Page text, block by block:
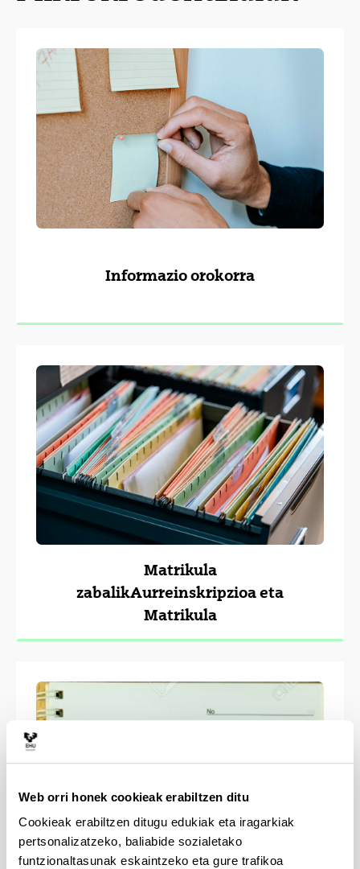
Web orri honek cookieak erabiltzen ditu
Cookieak erabiltzen ditugu edukiak eta iragarkiak
pertsonalizatzeko, baliabide sozialetako
funtzionaltasunak eskaintzeko eta gure trafikoa
Informazio orokorra
Matrikula
zabalikAurreinskripzioa eta
Matrikula